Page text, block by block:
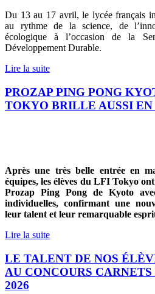
Du 13 au 17 avril, le lycée français
au rythme de la science, de
écologique à l’occasion de la
Développement Durable.
Lire la suite
PROZAP PING PONG
TOKYO BRILLE AUSSI
Après une très belle entrée en
équipes, les élèves du LFI Tokyo
Prozap Ping Pong de Kyoto
individuelles, confirmant une
leur talent et leur remarquable
Lire la suite
LE TALENT DE NOS
AU CONCOURS
2026